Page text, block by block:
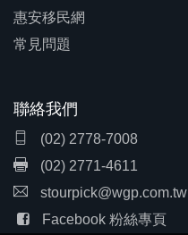
惠安移民網
常見問題
聯絡我們
(02) 2778-7008
(02) 2771-4611
stourpick@wgp.com.tw
Facebook 粉絲專頁